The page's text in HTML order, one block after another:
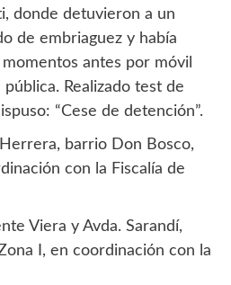
donde detuvieron a un
de embriaguez y había
antes por móvil
Realizado test de
“Cese de detención”.
barrio Don Bosco,
con la Fiscalía de
Viera y Avda. Sarandí,
I, en coordinación con la